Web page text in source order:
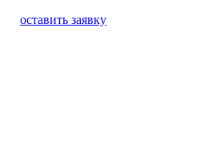
оставить заявку